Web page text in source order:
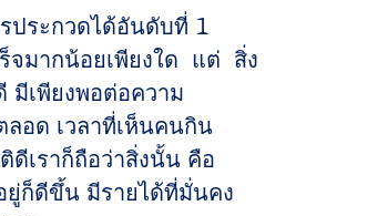
รประกวดได้อันดับที่ 1
จมากน้อยเพียงใด แต่ สิ่ง
มีเพียงพอต่อความ
อด เวลาที่เห็นคนกิน
ดีเราก็ถือว่าสิ่งนั้น คือ
ยู่ก็ดีขึ้น มีรายได้ที่มั่นคง